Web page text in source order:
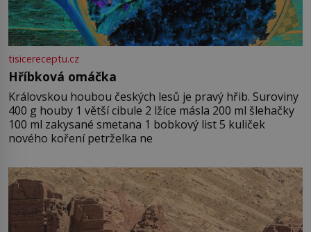
tisicereceptu.cz
Hříbková omáčka
Královskou houbou českých lesů je pravý hřib. Suroviny
400 g houby 1 větší cibule 2 lžíce másla 200 ml šlehačky
100 ml zakysané smetana 1 bobkový list 5 kuliček
nového koření petrželka ne